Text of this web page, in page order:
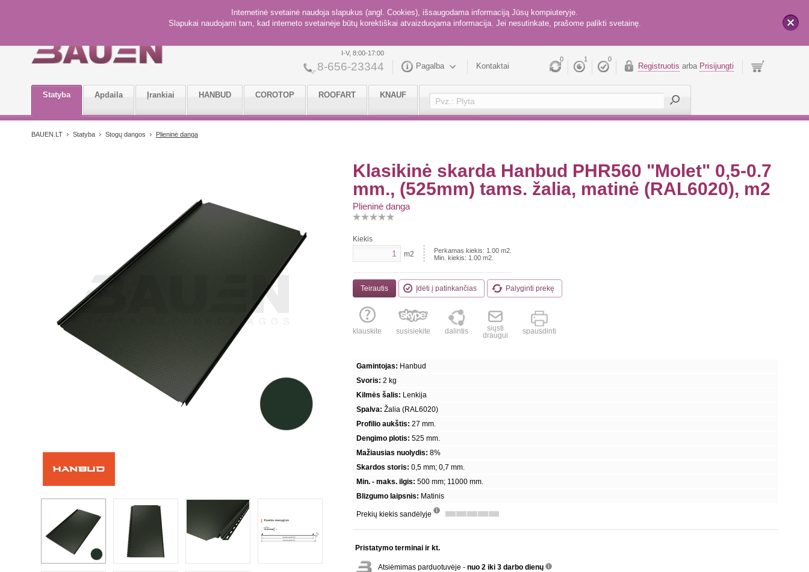
Internetinė svetainė naudoja slapukus (angl. Cookies), išsaugodama informaciją Jūsų kompiuteryje.
Slapukai naudojami tam, kad interneto svetainėje būtų korektiškai atvaizduojama informacija. Jei nesutinkate, prašome palikti svetainę.
0 1 0
Registruotis arba Prisijungti
I-V, 8:00-17:00
8-656-23344 Pagalba Kontaktai
Statyba Apdaila Įrankiai HANBUD COROTOP ROOFART KNAUF
BAUEN.LT Statyba Stogų dangos Plieninė danga
Klasikinė skarda Hanbud PHR560 "Molet" 0,5-0.7
mm., (525mm) tams. žalia, matinė (RAL6020), m2
Plieninė danga
Kiekis
m2
Perkamas kiekis: 1.00 m2.
Min. kiekis: 1.00 m2.
Teirautis Įdėti į patinkančias Palyginti prekę
klauskite susisiekite dalintis
siųsti
draugui
spausdinti
Gamintojas: Hanbud
Svoris: 2 kg
Kilmės šalis: Lenkija
Spalva: Žalia (RAL6020)
Profilio aukštis: 27 mm.
Dengimo plotis: 525 mm.
Mažiausias nuolydis: 8%
Skardos storis: 0,5 mm; 0,7 mm.
Min. - maks. ilgis: 500 mm; 11000 mm.
Blizgumo laipsnis: Matinis
Prekių kiekis sandėlyje
Pristatymo terminai ir kt.
Atsiėmimas parduotuvėje - nuo 2 iki 3 darbo dienų